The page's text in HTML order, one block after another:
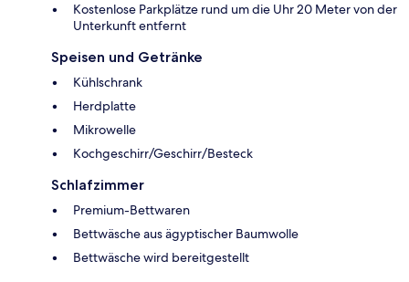
Kostenlose Parkplätze rund um die Uhr 20 Meter von der
Unterkunft entfernt
Speisen und Getränke
Kühlschrank
Herdplatte
Mikrowelle
Kochgeschirr/Geschirr/Besteck
Schlafzimmer
Premium-Bettwaren
Bettwäsche aus ägyptischer Baumwolle
Bettwäsche wird bereitgestellt